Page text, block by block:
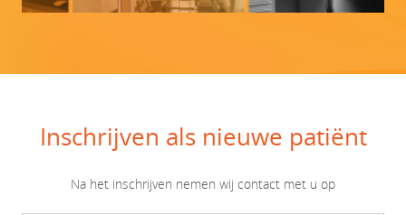
Inschrijven als nieuwe patiënt
Na het inschrijven nemen wij contact met u op